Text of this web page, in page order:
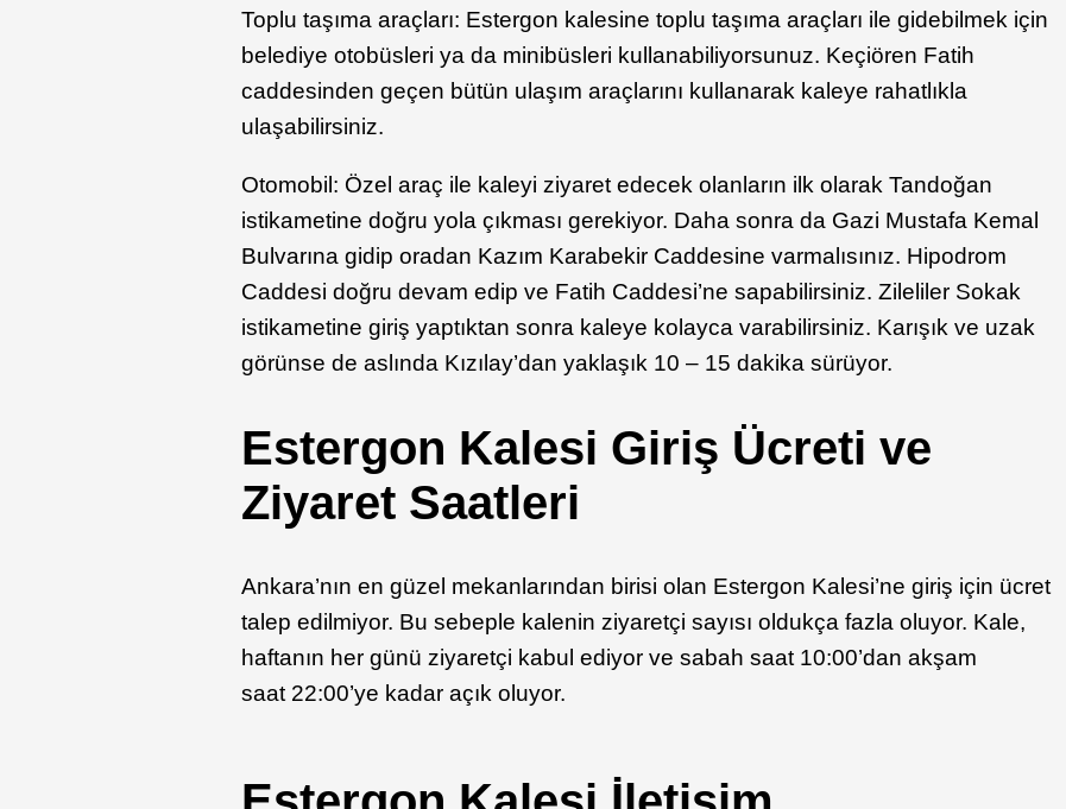
Toplu taşıma araçları: Estergon kalesine toplu taşıma araçları ile gidebilmek için
belediye otobüsleri ya da minibüsleri kullanabiliyorsunuz. Keçiören Fatih
caddesinden geçen bütün ulaşım araçlarını kullanarak kaleye rahatlıkla
ulaşabilirsiniz.
Otomobil: Özel araç ile kaleyi ziyaret edecek olanların ilk olarak Tandoğan
istikametine doğru yola çıkması gerekiyor. Daha sonra da Gazi Mustafa Kemal
Bulvarına gidip oradan Kazım Karabekir Caddesine varmalısınız. Hipodrom
Caddesi doğru devam edip ve Fatih Caddesi’ne sapabilirsiniz. Zileliler Sokak
istikametine giriş yaptıktan sonra kaleye kolayca varabilirsiniz. Karışık ve uzak
görünse de aslında Kızılay’dan yaklaşık 10 – 15 dakika sürüyor.
Estergon Kalesi Giriş Ücreti ve
Ziyaret Saatleri
Ankara’nın en güzel mekanlarından birisi olan Estergon Kalesi’ne giriş için ücret
talep edilmiyor. Bu sebeple kalenin ziyaretçi sayısı oldukça fazla oluyor. Kale,
haftanın her günü ziyaretçi kabul ediyor ve sabah saat 10:00’dan akşam
saat 22:00’ye kadar açık oluyor.